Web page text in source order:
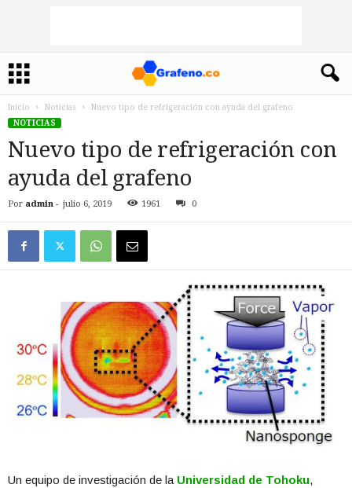
Inicio Noticias
Nuevo tipo de refrigeración con ayuda del grafeno
NOTICIAS
Nuevo tipo de refrigeración con
ayuda del grafeno
Por admin - julio 6, 2019 1961 0
Un equipo de investigación de la Universidad de Tohoku,